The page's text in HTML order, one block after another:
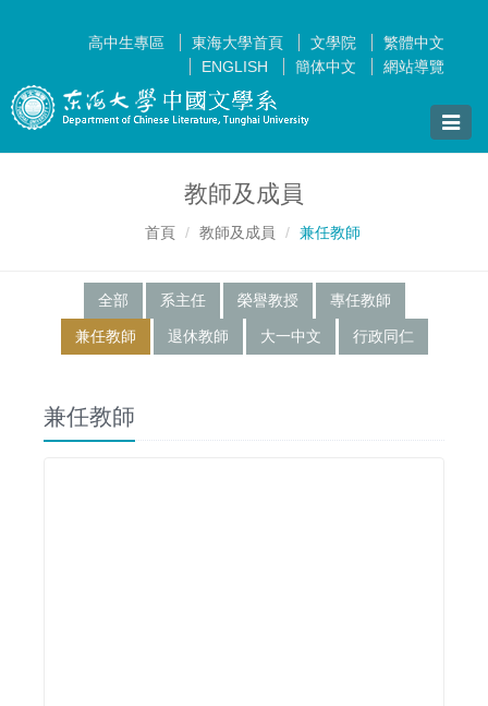
高中生專區 東海大學首頁 文學院
繁體中文
ENGLISH
簡体中文 網站導覽
Toggle
教師及成員
首頁 教師及成員 兼任教師
全部 系主任 榮譽教授 專任教師
兼任教師 退休教師 大一中文 行政同仁
兼任教師